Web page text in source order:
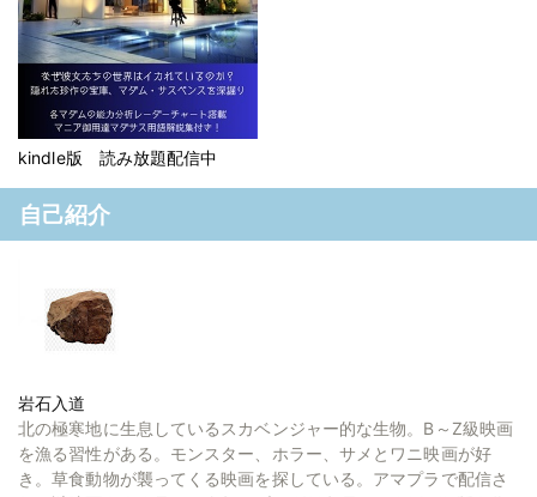
kindle版 読み放題配信中
自己紹介
岩石入道
北の極寒地に生息しているスカベンジャー的な生物。B～Z級映画
を漁る習性がある。モンスター、ホラー、サメとワニ映画が好
き。草食動物が襲ってくる映画を探している。アマプラで配信さ